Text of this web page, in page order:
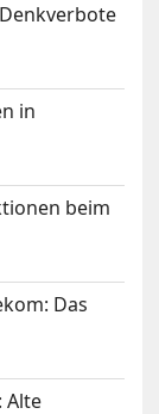
in
beim
Das
Alte